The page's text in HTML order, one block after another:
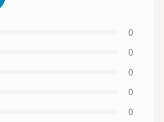
0
0
0
0
0